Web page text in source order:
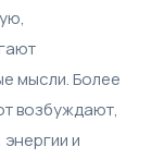
мысли. Более
возбуждают,
и